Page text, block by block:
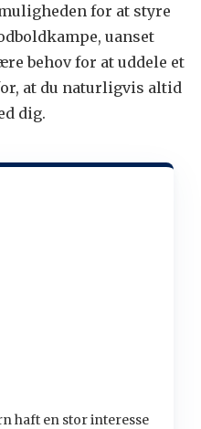
for at styre
uanset
behov for at uddele et
at du naturligvis altid
dig.
haft en stor interesse